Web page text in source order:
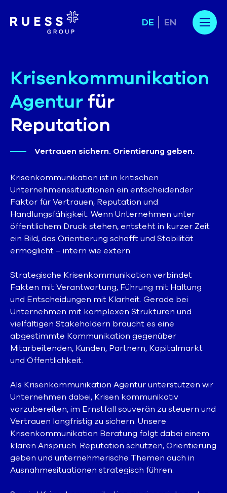
DE EN
Krisenkommunikation
Agentur für
Reputation
Vertrauen sichern. Orientierung geben.
Krisenkommunikation ist in kritischen
Unternehmenssituationen ein entscheidender
Faktor für Vertrauen, Reputation und
Handlungsfähigkeit. Wenn Unternehmen unter
öffentlichem Druck stehen, entsteht in kurzer Zeit
ein Bild, das Orientierung schafft und Stabilität
ermöglicht – intern wie extern.
Strategische Krisenkommunikation verbindet
Fakten mit Verantwortung, Führung mit Haltung
und Entscheidungen mit Klarheit. Gerade bei
Unternehmen mit komplexen Strukturen und
vielfältigen Stakeholdern braucht es eine
abgestimmte Kommunikation gegenüber
Mitarbeitenden, Kunden, Partnern, Kapitalmarkt
und Öffentlichkeit.
Als Krisenkommunikation Agentur unterstützen wir
Unternehmen dabei, Krisen kommunikativ
vorzubereiten, im Ernstfall souverän zu steuern und
Vertrauen langfristig zu sichern. Unsere
Krisenkommunikation Beratung folgt dabei einem
klaren Anspruch: Reputation schützen, Orientierung
geben und unternehmerische Themen auch in
Ausnahmesituationen strategisch führen.